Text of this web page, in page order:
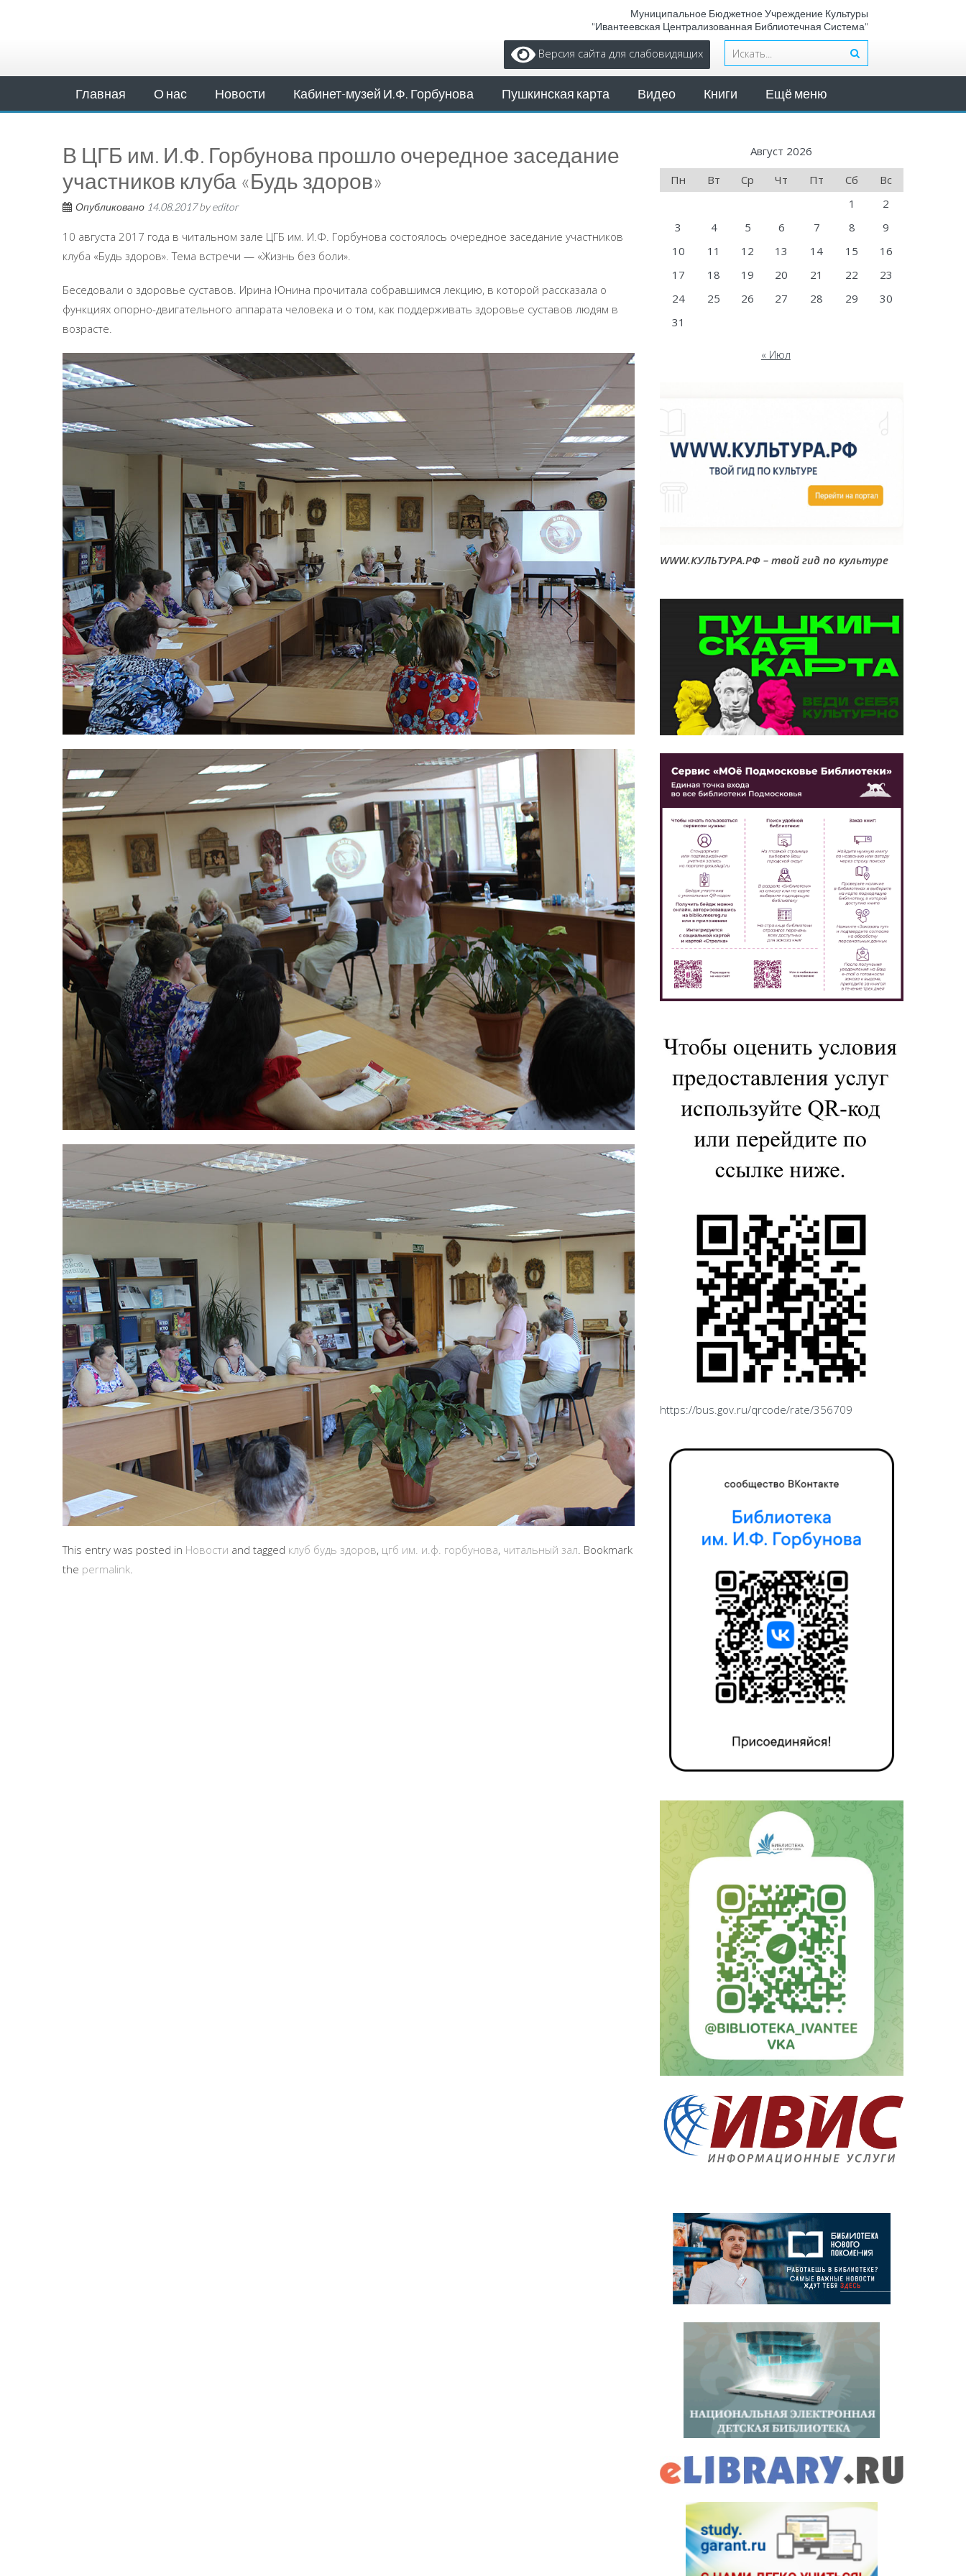
Муниципальное Бюджетное Учреждение Культуры
"Ивантеевская Централизованная Библиотечная Система"
Версия сайта для слабовидящих
Главная О нас Новости Кабинет-музей И.Ф. Горбунова Пушкинская карта Видео Книги Ещё меню
В ЦГБ им. И.Ф. Горбунова прошло очередное заседание
участников клуба «Будь здоров»
Опубликовано 14.08.2017byeditor
10 августа 2017 года в читальном зале ЦГБ им. И.Ф. Горбунова состоялось очередное заседание участников
клуба «Будь здоров». Тема встречи — «Жизнь без боли».
Беседовали о здоровье суставов. Ирина Юнина прочитала собравшимся лекцию, в которой рассказала о
функциях опорно-двигательного аппарата человека и о том, как поддерживать здоровье суставов людям в
возрасте.
This entry was posted in Новости and tagged клуб будь здоров, цгб им. и.ф. горбунова, читальный зал . Bookmark
the permalink
Август 2026
Пн
Вт Ср Чт Пт Сб
Вс
1
2
3
4 5 6 7 8
9
10
11 12 13 14 15
16
17
18 19 20 21 22
23
24
25 26 27 28 29
30
31
« Июл
WWW.КУЛЬТУРА.РФ – твой гид по культуре
https://bus.gov.ru/qrcode/rate/356709